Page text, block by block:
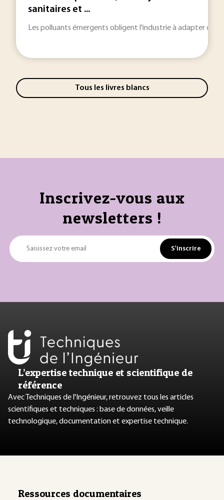
sanitaires et ...
Les polluants émergents obligent l'industrie à adapter
Tous les livres blancs
Inscrivez-vous aux
newsletters !
Saisissez votre email S'inscrire
L’expertise technique et scientifique de
référence
Avec Techniques de l'Ingénieur, retrouvez tous les articles
scientifiques et techniques : base de données, veille
technologique, documentation et expertise technique.
Ressources documentaires